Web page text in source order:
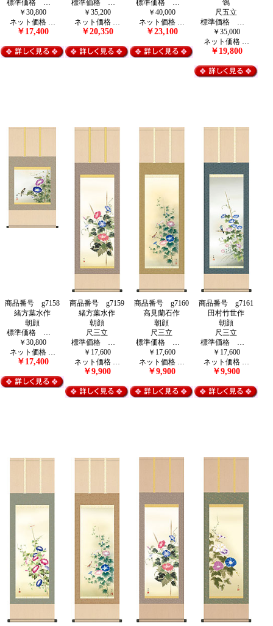
標準価格 …
￥30,800
ネット価格 …
￥17,400
標準価格 …
￥35,200
ネット価格 …
￥20,350
標準価格 …
￥40,000
ネット価格 …
￥23,100
鴒
尺五立
標準価格 …
￥35,000
ネット価格 …
￥19,800
商品番号 g7158
緒方葉水作
朝顔
標準価格 …
￥30,800
ネット価格 …
￥17,400
商品番号 g7159
緒方葉水作
朝顔
尺三立
標準価格 …
￥17,600
ネット価格 …
￥9,900
商品番号 g7160
高見蘭石作
朝顔
尺三立
標準価格 …
￥17,600
ネット価格 …
￥9,900
商品番号 g7161
田村竹世作
朝顔
尺三立
標準価格 …
￥17,600
ネット価格 …
￥9,900